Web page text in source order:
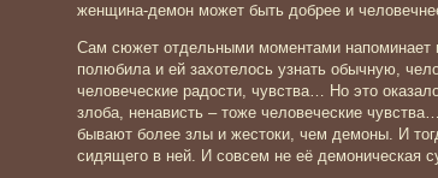
женщина-демон может быть добрее и
Сам сюжет отдельными моментами
полюбила и ей захотелось узнать обычную,
человеческие радости, чувства… Но это
злоба, ненависть – тоже человеческие
бывают более злы и жестоки, чем демоны. И
сидящего в ней. И совсем не её демоническая